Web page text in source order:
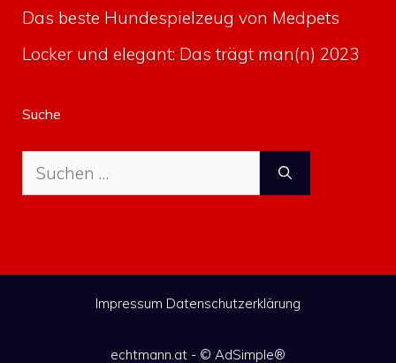
Das beste Hundespielzeug von Medpets
Locker und elegant: Das trägt man(n) 2023
Suche
Suche
nach:
Impressum Datenschutzerklärung
echtmann.at - © AdSimple®